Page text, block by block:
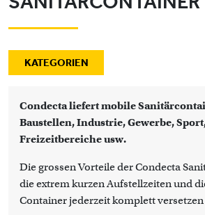
KATEGORIEN
Condecta liefert mobile
Baustellen, Industrie, Gewerbe,
Freizeitbereiche usw.
Die grossen Vorteile der Condecta
die extrem kurzen Aufstellzeiten und
Container jederzeit komplett